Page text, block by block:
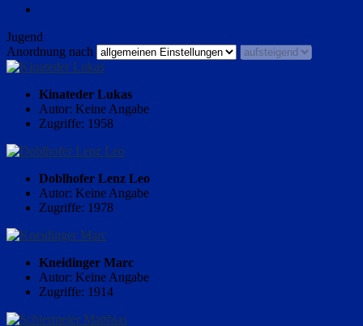
Jugend
Anordnung nach
Kinateder Lukas
Autor: Keine Angabe
Zugriffe: 1958
Doblhofer Lenz Leo
Autor: Keine Angabe
Zugriffe: 1978
Kneidinger Marc
Autor: Keine Angabe
Zugriffe: 1914